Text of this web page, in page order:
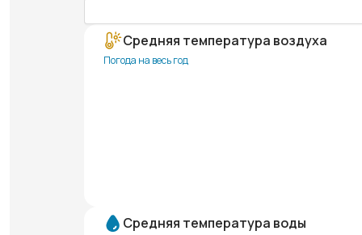
Средняя температура воздуха
Погода на весь год
Средняя температура воды